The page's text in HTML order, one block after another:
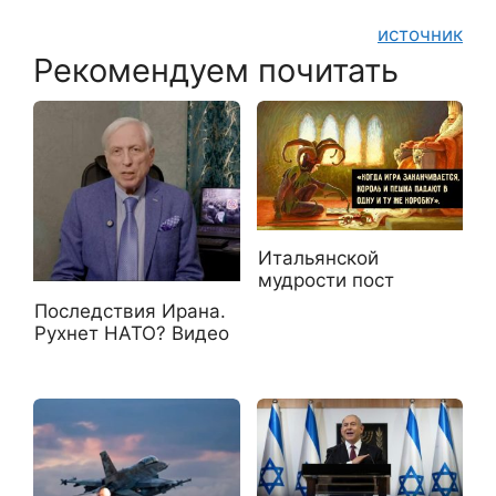
источник
Рекомендуем почитать
Последствия Ирана.
Рухнет НАТО? Видео
Итальянской
мудрости пост